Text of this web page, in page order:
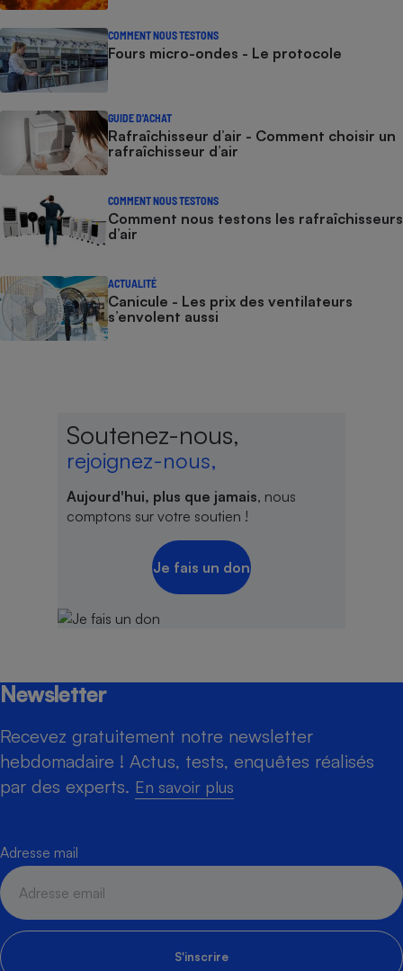
COMMENT NOUS TESTONS
Fours micro-ondes - Le protocole
GUIDE D'ACHAT
Rafraîchisseur d’air - Comment choisir un
rafraîchisseur d’air
COMMENT NOUS TESTONS
Comment nous testons les rafraîchisseurs
d’air
ACTUALITÉ
Canicule - Les prix des ventilateurs
s’envolent aussi
Soutenez-nous,
rejoignez-nous,
Aujourd'hui, plus que jamais, nous
comptons sur votre soutien !
Je fais un don
Newsletter
Recevez gratuitement notre newsletter
hebdomadaire ! Actus, tests, enquêtes réalisés
par des experts. En savoir plus
Adresse mail
S'inscrire